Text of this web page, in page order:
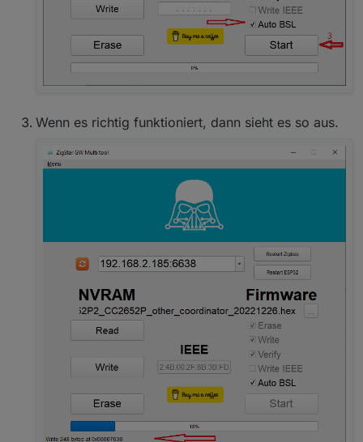
Wenn es richtig funktioniert, dann sieht es so aus.